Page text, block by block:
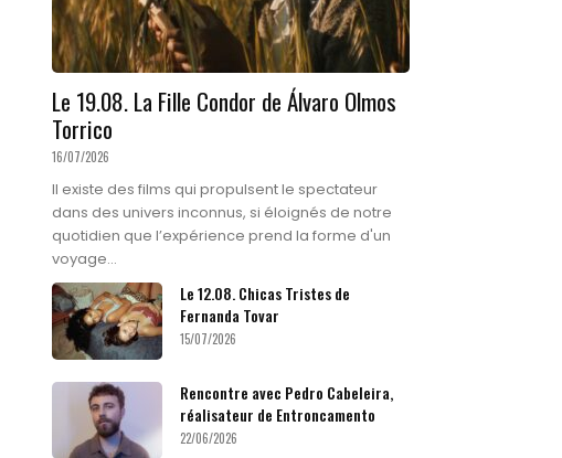
Le 19.08. La Fille Condor de Álvaro Olmos
Torrico
16/07/2026
Il existe des films qui propulsent le spectateur
dans des univers inconnus, si éloignés de notre
quotidien que l’expérience prend la forme d'un
voyage...
Le 12.08. Chicas Tristes de
Fernanda Tovar
15/07/2026
Rencontre avec Pedro Cabeleira,
réalisateur de Entroncamento
22/06/2026